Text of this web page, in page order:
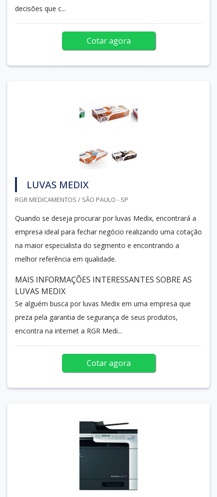
decisões que c...
Cotar agora
LUVAS MEDIX
RGR MEDICAMENTOS / SÃO PAULO - SP
Quando se deseja procurar por luvas Medix, encontrará a
empresa ideal para fechar negócio realizando uma cotação
na maior especialista do segmento e encontrando a
melhor referência em qualidade.
MAIS INFORMAÇÕES INTERESSANTES SOBRE AS
LUVAS MEDIX
Se alguém busca por luvas Medix em uma empresa que
preza pela garantia de segurança de seus produtos,
encontra na internet a RGR Medi...
Cotar agora